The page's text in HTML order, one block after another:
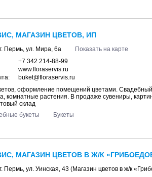
МАГАЗИН ЦВЕТОВ, ИП
Пермь, ул. Мира, 6а
Показать на карте
+7 342 214-88-99
www.floraservis.ru
buket@floraservis.ru
оформление помещений цветами. Свадебный
комнатные растения. В продаже сувениры,
склад
букеты
Букеты
МАГАЗИН ЦВЕТОВ В Ж/К
Пермь, ул. Уинская, 43 (Магазин цветов в ж/к